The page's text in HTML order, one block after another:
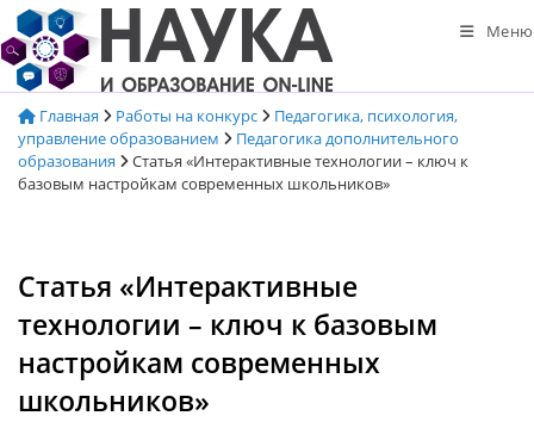
Перейти
к
содержимому
Меню
Главная Работы на конкурс
Педагогика, психология,
управление образованием
Педагогика дополнительного
образования
Статья «Интерактивные технологии – ключ к
базовым настройкам современных школьников»
Статья «Интерактивные
технологии – ключ к базовым
настройкам современных
школьников»